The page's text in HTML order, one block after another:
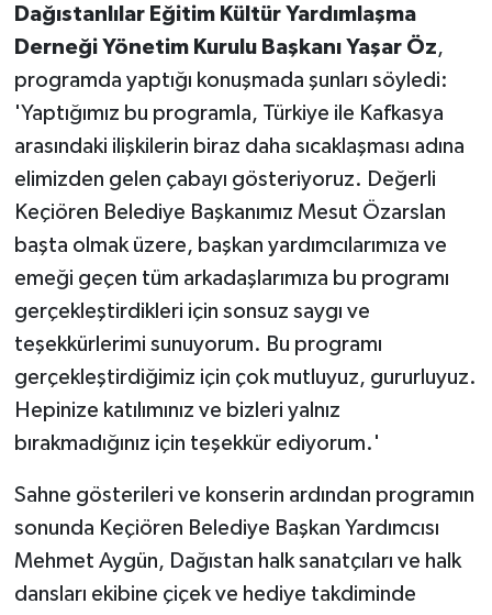
Dağıstanlılar Eğitim Kültür Yardımlaşma
Derneği Yönetim Kurulu Başkanı Yaşar Öz,
programda yaptığı konuşmada şunları söyledi:
'Yaptığımız bu programla, Türkiye ile Kafkasya
arasındaki ilişkilerin biraz daha sıcaklaşması adına
elimizden gelen çabayı gösteriyoruz. Değerli
Keçiören Belediye Başkanımız Mesut Özarslan
başta olmak üzere, başkan yardımcılarımıza ve
emeği geçen tüm arkadaşlarımıza bu programı
gerçekleştirdikleri için sonsuz saygı ve
teşekkürlerimi sunuyorum. Bu programı
gerçekleştirdiğimiz için çok mutluyuz, gururluyuz.
Hepinize katılımınız ve bizleri yalnız
bırakmadığınız için teşekkür ediyorum.'
Sahne gösterileri ve konserin ardından programın
sonunda Keçiören Belediye Başkan Yardımcısı
Mehmet Aygün, Dağıstan halk sanatçıları ve halk
dansları ekibine çiçek ve hediye takdiminde